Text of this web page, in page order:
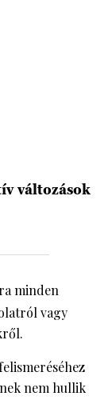
változások
minden
vagy
nem hullik